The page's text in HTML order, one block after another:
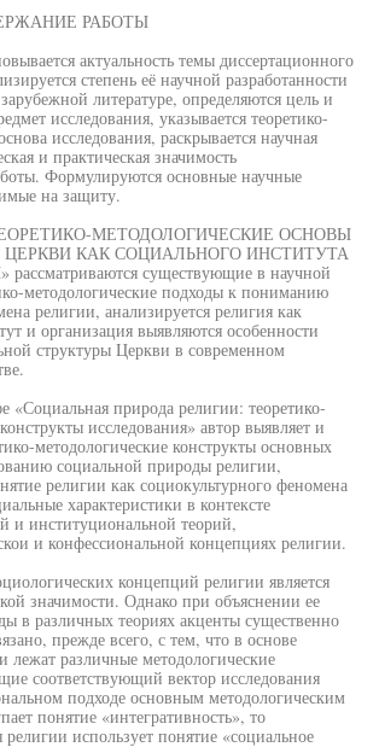
РАБОТЫ
актуальность темы диссертационного
степень её научной разработанности
литературе, определяются цель и
исследования, указывается теоретико-
исследования, раскрывается научная
и практическая значимость
Формулируются основные научные
на защиту.
МЕТОДОЛОГИЧЕСКИЕ ОСНОВЫ
КАК СОЦИАЛЬНОГО ИНСТИТУТА
существующие в научной
методологические подходы к пониманию
религии, анализируется религия как
и организация выявляются особенности
структуры Церкви в современном
«Социальная природа религии: теоретико-
исследования» автор выявляет и
методологические конструкты основных
социальной природы религии,
религии как социокультурного феномена
характеристики в контексте
и институциональной теорий,
и конфессиональной концепциях религии.
концепций религии является
значимости. Однако при объяснении ее
в различных теориях акценты существенно
прежде всего, с тем, что в основе
лежат различные методологические
соответствующий вектор исследования
подходе основным методологическим
понятие «интегративность», то
религии использует понятие «социальное